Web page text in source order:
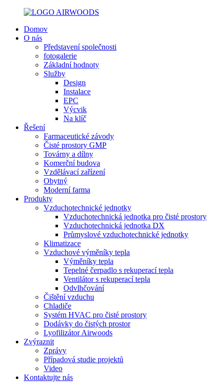
Domov
O nás
Představení společnosti
fotogalerie
Základní hodnoty
Služby
Design
Instalace
EPC
Výcvik
Na klíč
Řešení
Farmaceutické závody
Čisté prostory GMP
Továrny a dílny
Komerční budova
Vzdělávací zařízení
Obytný
Moderní farma
Produkty
Vzduchotechnické jednotky
Vzduchotechnická jednotka pro čisté prostory
Vzduchotechnická jednotka DX
Průmyslové vzduchotechnické jednotky
Klimatizace
Vzduchové výměníky tepla
Výměníky tepla
Tepelné čerpadlo s rekuperací tepla
Ventilátor s rekuperací tepla
Odvlhčování
Čištění vzduchu
Chladiče
Systém HVAC pro čisté prostory
Dodávky do čistých prostor
Lyofilizátor Airwoods
Zvýraznit
Zprávy
Případová studie projektů
Video
Kontaktujte nás